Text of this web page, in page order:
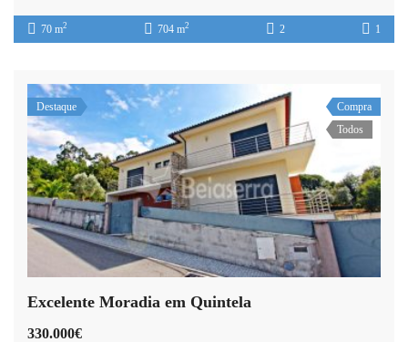
70 m2 704 m2 2 1
Destaque
Compra
Todos
Excelente Moradia em Quintela
330.000€